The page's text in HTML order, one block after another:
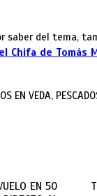
saber del tema,
Chifa de Tomás
EN VEDA,
EN 50